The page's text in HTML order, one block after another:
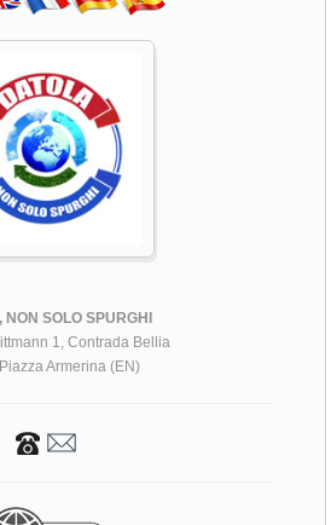
NON SOLO SPURGHI
1, Contrada Bellia
Armerina (EN)